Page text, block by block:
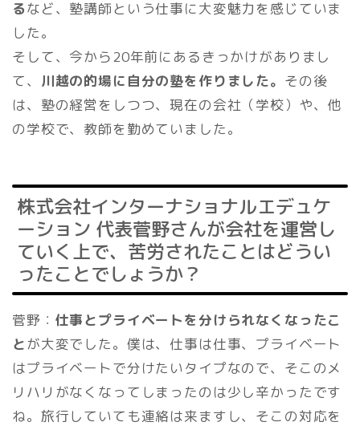
るなど、塾講師という仕事に大変魅力を感じていま
した。
そして、今から20年前にあるきっかけがありまし
て、 川越の的場に自分の塾を作りました。 その後
は、塾の経営をしつつ、現在の会社（学校）や、他
の学校で、教師を勤めていました。
株式会社インターナショナルエデュケ
ーション 代表菅野さんが会社を運営し
ていく上で、苦労されたことはどうい
ったことでしょうか？
菅野： 仕事とプライベートを分けられなくなったこ
とが大変でした。僕は、仕事は仕事、プライベート
はプライベートで分けたいタイプなので、そこのメ
リハリがなくなってしまったのは少し辛かったです
ね。旅行していても連絡は来ますし、そこの対応を